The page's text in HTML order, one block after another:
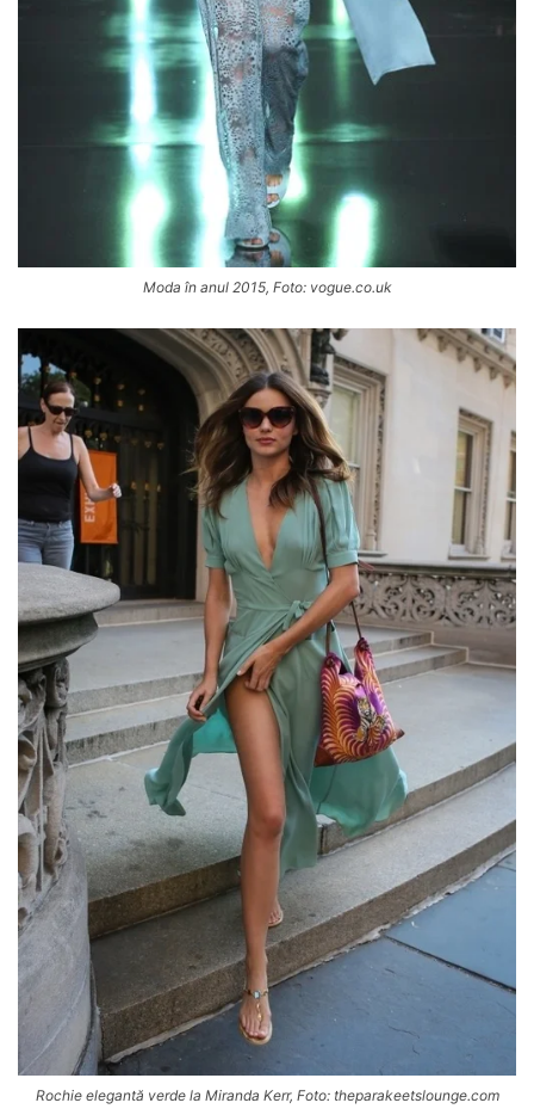
Moda în anul 2015, Foto: vogue.co.uk
Rochie elegantă verde la Miranda Kerr, Foto: theparakeetslounge.com